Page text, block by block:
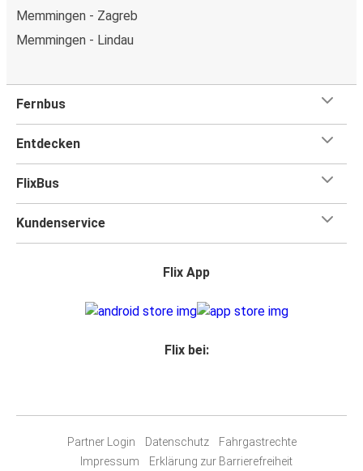
Memmingen - Zagreb
Memmingen - Lindau
Fernbus
Entdecken
FlixBus
Kundenservice
Flix App
Flix bei:
Partner Login Datenschutz
Fahrgastrechte
Impressum
Erklärung zur Barrierefreiheit